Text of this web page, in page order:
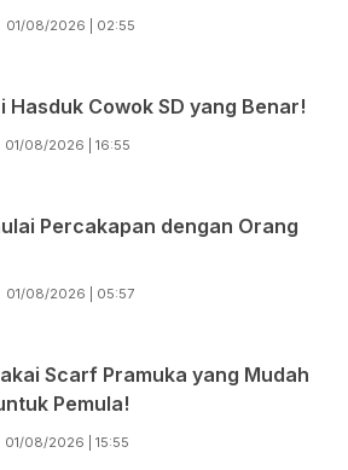
01/08/2026 | 02:55
Hasduk Cowok SD yang Benar!
01/08/2026 | 16:55
Percakapan dengan Orang
01/08/2026 | 05:57
Scarf Pramuka yang Mudah
Pemula!
01/08/2026 | 15:55